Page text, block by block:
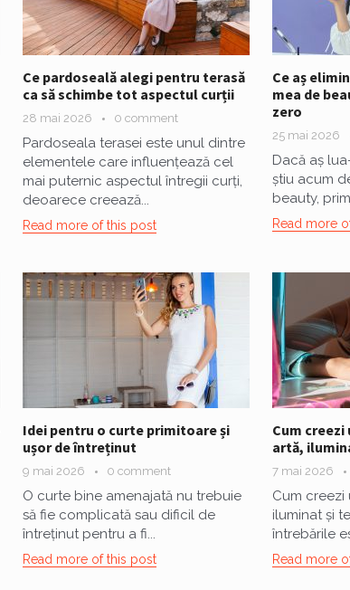
Ce pardoseală alegi pentru terasă
ca să schimbe tot aspectul curții
28 mai 2026 0 comment
Pardoseala terasei este unul dintre
elementele care influențează cel
mai puternic aspectul întregii curți,
deoarece creează...
Read more of this post
Ce aș
mea de
zero
25 mai 2026
Dacă aș
știu acum
beauty,
Read more
Idei pentru o curte primitoare și
ușor de întreținut
9 mai 2026 0 comment
O curte bine amenajată nu trebuie
să fie complicată sau dificil de
întreținut pentru a fi...
Read more of this post
Cum
artă,
7 mai 2026
Cum creezi
iluminat și
întrebările
Read more